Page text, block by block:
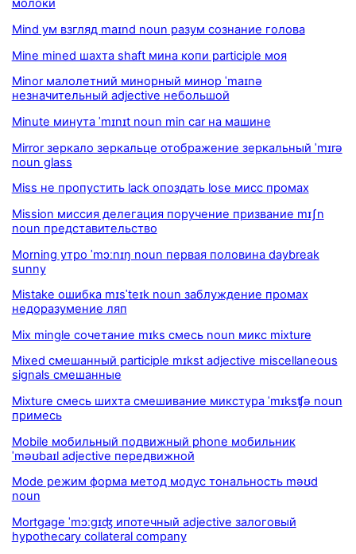
молоки
Mind ум взгляд maɪnd noun разум сознание голова
Mine mined шахта shaft мина копи participle моя
Minor малолетний минорный минор ˈmaɪnə
незначительный adjective небольшой
Minute минута ˈmɪnɪt noun min car на машине
Mirror зеркало зеркальце отображение зеркальный ˈmɪrə
noun glass
Miss не пропустить lack опоздать lose мисс промах
Mission миссия делегация поручение призвание mɪʃn
noun представительство
Morning утро ˈmɔːnɪŋ noun первая половина daybreak
sunny
Mistake ошибка mɪsˈteɪk noun заблуждение промах
недоразумение ляп
Mix mingle сочетание mɪks смесь noun микс mixture
Mixed смешанный participle mɪkst adjective miscellaneous
signals смешанные
Mixture смесь шихта смешивание микстура ˈmɪksʧə noun
примесь
Mobile мобильный подвижный phone мобильник
ˈməʊbaɪl adjective передвижной
Mode режим форма метод модус тональность məʊd
noun
Mortgage ˈmɔːgɪʤ ипотечный adjective залоговый
hypothecary collateral company